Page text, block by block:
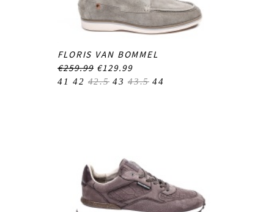
FLORIS VAN BOMMEL
€259.99 €129.99
41 42 42.5 43 43.5 44